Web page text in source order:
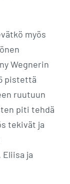
myös
Wegnerin
pistettä
ruutuun
piti tehdä
tekivät ja
ja